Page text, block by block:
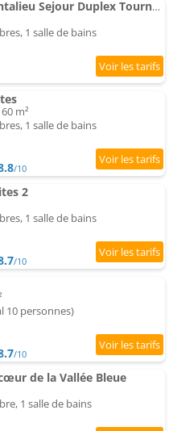
Appartement Montalieu Sejour Duplex Tournesol, Prox Cnpe Bugey, Pipa, Vallée Bleue
1 salle de bains
m²
1 salle de bains
/10
2
1 salle de bains
/10
10 personnes)
/10
de la Vallée Bleue
1 salle de bains